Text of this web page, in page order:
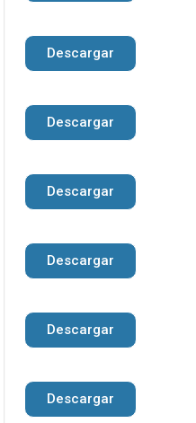
Descargar
Descargar
Descargar
Descargar
Descargar
Descargar